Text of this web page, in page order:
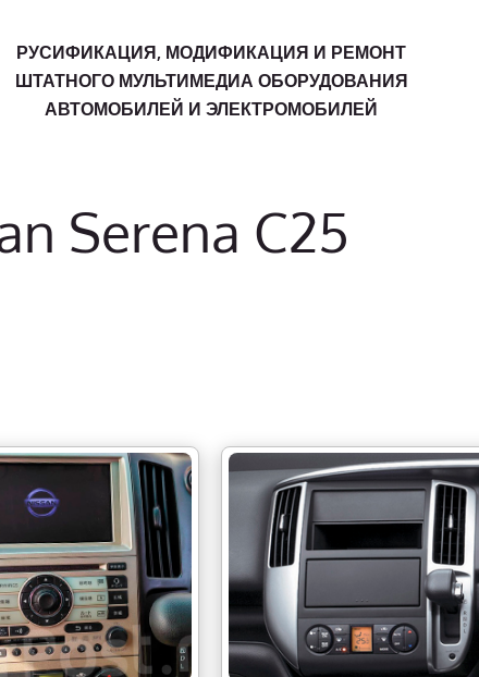
РУСИФИКАЦИЯ, МОДИФИКАЦИЯ И РЕМОНТ
ШТАТНОГО МУЛЬТИМЕДИА ОБОРУДОВАНИЯ
АВТОМОБИЛЕЙ И ЭЛЕКТРОМОБИЛЕЙ
Serena C25